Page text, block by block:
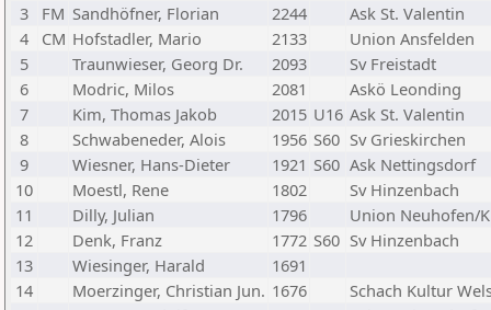
3
FM Sandhöfner, Florian 2244
Ask St. Valentin
4
CM Hofstadler, Mario 2133
Union Ansfelden
5
Traunwieser, Georg Dr. 2093
Sv Freistadt
6
Modric, Milos 2081
Askö Leonding
7
Kim, Thomas Jakob 2015 U16 Ask St. Valentin
8
Schwabeneder, Alois 1956 S60 Sv Grieskirchen
9
Wiesner, Hans-Dieter 1921 S60 Ask Nettingsdorf
10
Moestl, Rene 1802
Sv Hinzenbach
11
Dilly, Julian 1796
Union Neuhofen/
12
Denk, Franz 1772 S60 Sv Hinzenbach
13
Wiesinger, Harald
1691
14
Moerzinger, Christian Jun. 1676
Schach Kultur